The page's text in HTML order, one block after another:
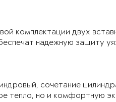
комплектации двух
надежную защиту
сочетание
тепло, но и комфортную